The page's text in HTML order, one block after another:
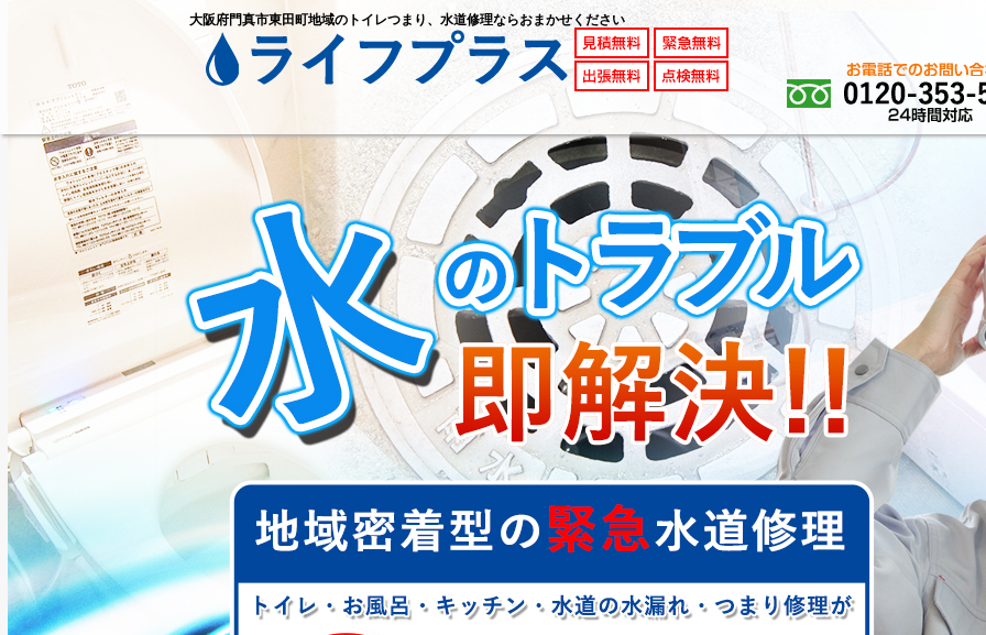
大阪府門真市東田町地域のトイレつまり、水道修理ならおまかせください